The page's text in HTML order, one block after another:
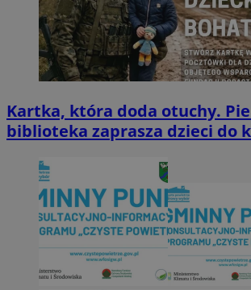
Kartka, która doda otuchy.
biblioteka zaprasza dzieci do